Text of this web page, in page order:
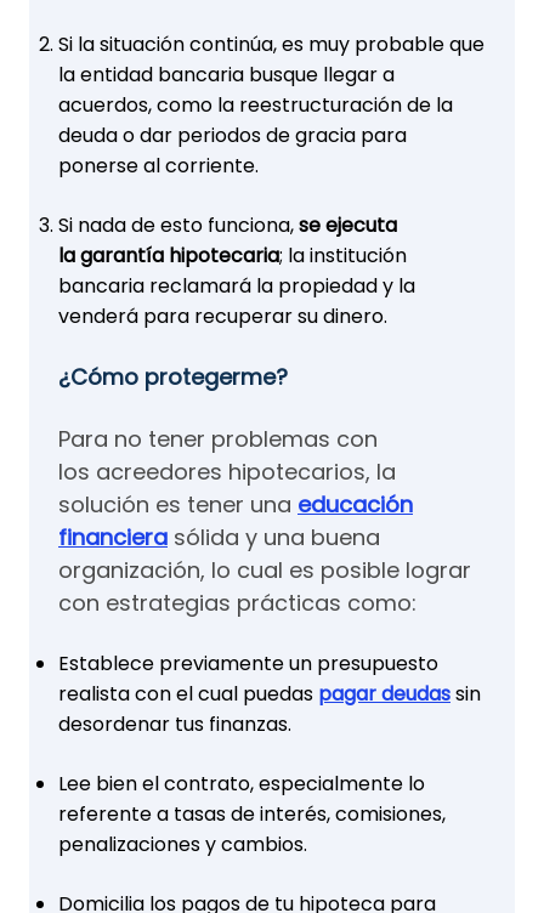
Si la situación continúa, es muy probable que
la entidad bancaria busque llegar a
acuerdos, como la reestructuración de la
deuda o dar periodos de gracia para
ponerse al corriente.
Si nada de esto funciona,se ejecuta
la garantía hipotecaria; la institución
bancaria reclamará la propiedad y la
venderá para recuperar su dinero.
¿Cómo protegerme?
Para no tener problemas con
los acreedores hipotecarios, la
solución es tener una educación
financiera sólida y una buena
organización, lo cual es posible lograr
con estrategias prácticas como:
Establece previamente un presupuesto
realista con el cual puedas pagar deudassin
desordenar tus finanzas.
Lee bien el contrato, especialmente lo
referente a tasas de interés, comisiones,
penalizaciones y cambios.
Domicilia los pagos de tu hipoteca para